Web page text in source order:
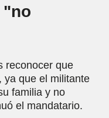
"no
reconocer que
ya que el militante
familia y no
el mandatario.